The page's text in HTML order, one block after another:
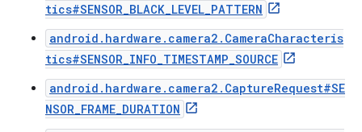
tics#SENSOR_BLACK_LEVEL_PATTERN
android.hardware.camera2.CameraCharacteris
tics#SENSOR_INFO_TIMESTAMP_SOURCE
android.hardware.camera2.CaptureRequest#SE
NSOR_FRAME_DURATION